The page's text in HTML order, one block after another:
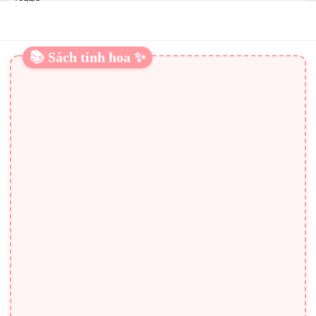
NHỮNG TRÁI CÂY KHI ĂN KHÔNG NÊN BỎ
Có một số vỏ trái cây nếu bỏ đi sẽ rất lãng phí và làm mất
đi tác dụng chính của trái cây đó. Để tận dụng cả vỏ trái
cây khi ăn thì trước khi sử dụng ta nên rửa sạch, ngâm nước
muối và để ra rổ cho khô ráo. Cách chữa nám và tàn nhang
bằng thực phẩm tự nhiên Cách tăng vòng 1 bằng… đậu đỗ
Làm sao để trẻ hơn 10 tuổi nhờ thực phẩm?
Vỏ trái nho giảm mỡ trong máu
📚 Sách tinh hoa ✨